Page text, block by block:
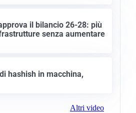
il bilancio 26-28: più
senza aumentare
hashish in macchina,
Altri video